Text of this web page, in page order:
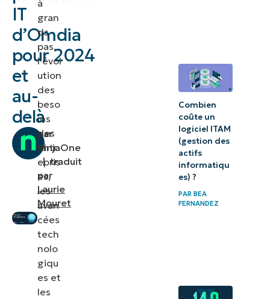
IT
d’Omdia
pour 2024
et
au-
delà
par
NinjaOne
|traduit
par
Laurie
Mouret
3 principaux
facteurs qui
Conclusion
à
gran
ds
pas,
l’évol
ution
des
beso
ins
des
entr
epris
es,
les
avan
cées
tech
nolo
giqu
es et
les
Combien
coûte un
logiciel ITAM
(gestion des
actifs
informatiqu
es) ?
PAR BEA
FERNANDEZ